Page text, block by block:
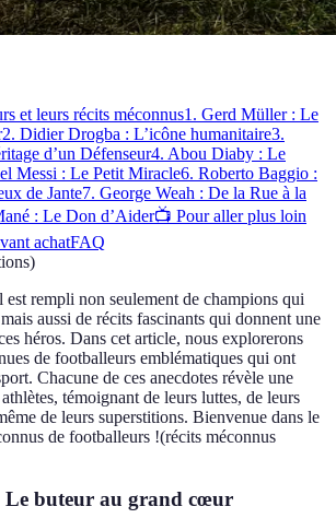
et leurs récits méconnus1. Gerd Müller : Le
2. Didier Drogba : L’icône humanitaire3.
d’un Défenseur4. Abou Diaby : Le
Messi : Le Petit Miracle6. Roberto Baggio :
de Jante7. George Weah : De la Rue à la
: Le Don d’Aider📺 Pour aller plus loin
achatFAQ
)
rempli non seulement de champions qui
aussi de récits fascinants qui donnent une
héros. Dans cet article, nous explorerons
de footballeurs emblématiques qui ont
Chacune de ces anecdotes révèle une
témoignant de leurs luttes, de leurs
de leurs superstitions. Bienvenue dans le
de footballeurs !(récits méconnus
buteur au grand cœur